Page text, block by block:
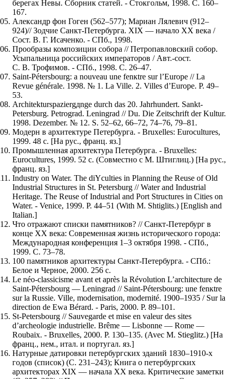
берегах Невы. Сборник статей. - Стокгольм, 1998. С. 160–
167.
Александр фон Гоген (562–577); Мариан Лялевич (912–
924)// Зодчие Санкт-Петербурга. XIX — начало XX века /
Сост. В. Г. Исаченко. - СПб., 1998.
Прообразы композиции собора // Петропавловский собор.
Усыпальница российских императоров / Авт.-сост.
С. В. Трофимов. - СПб., 1998. С. 26–47.
Saint-Pétersbourg: а nouveau une fenкtre sur l’Europe // La
Revue générale. 1998. № 1. La Ville. 2. Villes d’Europe. P. 49–
53.
Architekturspaziergдnge durch das 20. Jahrhundert. Sankt-
Petersburg. Petrograd. Leningrad // Du. Die Zeitschrift der Kultur.
1998. Dezember. № 12. S. 52–62, 66–72, 74–76, 79–81.
Модерн в архитектуре Петербурга. - Bruxelles: Eurocultures,
1999. 48 с. [На рус., франц. яз.]
Промышленная архитектура Петербурга. - Bruxelles:
Eurocultures, 1999. 52 с. (Совместно с М. Штиглиц.) [На рус.,
франц. яз.]
Industry on Water. The diYculties in Planning the Reuse of Old
Industrial Structures in St. Petersburg // Water and Industrial
Heritage. The Reuse of Industrial and Port Structures in Cities on
Water. - Venice, 1999. P. 44–51 (With M. Shtiglits.) [English and
Italian.]
Что отражают списки памятников? // Санкт-Петербург в
конце XX века: Современная жизнь исторического города:
Международная конференция 1–3 октября 1998. - СПб.,
1999. С. 73–78.
100 памятников архитектуры Санкт-Петербурга. - СПб.:
Белое и Черное, 2000. 256 с.
Le néo-classicisme avant et après la Révolution L’architecture de
Saint-Pétersbourg — Leningrad // Saint-Pétersbourg: une fenкtre
sur la Russie. Ville, modernisation, modernité. 1900–1935 / Sur la
direction de Ewa Bérard. - Paris, 2000. P. 89–101.
St-Petersbourg // Sauvegarde et mise en valeur des sites
d’archeologie industrielle. Brême — Lisbonne — Rome —
Roubaix. - Bruxelles, 2000. P. 130–135. (Avec M. Stieglitz.) [На
франц., нем., итал. и португал. яз.]
Натурные датировки петербургских зданий 1830–1910-х
годов (список) (С. 231–243); Книга о петербургских
архитекторах XIX — начала XX века. Критические заметки